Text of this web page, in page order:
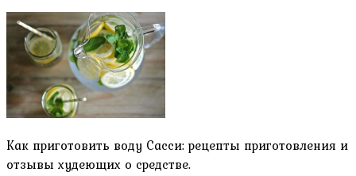
Как приготовить воду Сасси: рецепты приготовления и
отзывы худеющих о средстве.